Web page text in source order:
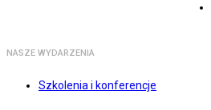
NASZE WYDARZENIA
Szkolenia i konferencje